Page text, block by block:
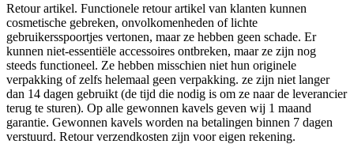
Retour artikel. Functionele retour artikel van klanten kunnen
cosmetische gebreken, onvolkomenheden of lichte
gebruikersspoortjes vertonen, maar ze hebben geen schade. Er
kunnen niet-essentiële accessoires ontbreken, maar ze zijn nog
steeds functioneel. Ze hebben misschien niet hun originele
verpakking of zelfs helemaal geen verpakking. ze zijn niet langer
dan 14 dagen gebruikt (de tijd die nodig is om ze naar de leverancier
terug te sturen). Op alle gewonnen kavels geven wij 1 maand
garantie. Gewonnen kavels worden na betalingen binnen 7 dagen
verstuurd. Retour verzendkosten zijn voor eigen rekening.